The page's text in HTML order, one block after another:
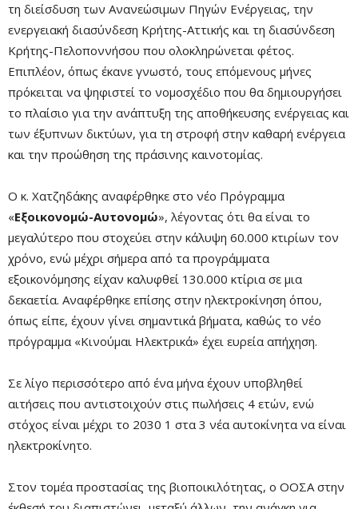
τη διείσδυση των Ανανεώσιμων Πηγών Ενέργειας, την
ενεργειακή διασύνδεση Κρήτης-Αττικής και τη διασύνδεση
Κρήτης-Πελοποννήσου που ολοκληρώνεται φέτος.
Επιπλέον, όπως έκανε γνωστό, τους επόμενους μήνες
πρόκειται να ψηφιστεί το νομοσχέδιο που θα δημιουργήσει
το πλαίσιο για την ανάπτυξη της αποθήκευσης ενέργειας και
των έξυπνων δικτύων, για τη στροφή στην καθαρή ενέργεια
και την προώθηση της πράσινης καινοτομίας.
Ο κ. Χατζηδάκης αναφέρθηκε στο νέο Πρόγραμμα
«Εξοικονομώ-Αυτονομώ», λέγοντας ότι θα είναι το
μεγαλύτερο που στοχεύει στην κάλυψη 60.000 κτιρίων τον
χρόνο, ενώ μέχρι σήμερα από τα προγράμματα
εξοικονόμησης είχαν καλυφθεί 130.000 κτίρια σε μια
δεκαετία. Αναφέρθηκε επίσης στην ηλεκτροκίνηση όπου,
όπως είπε, έχουν γίνει σημαντικά βήματα, καθώς το νέο
πρόγραμμα «Κινούμαι Ηλεκτρικά» έχει ευρεία απήχηση.
Σε λίγο περισσότερο από ένα μήνα έχουν υποβληθεί
αιτήσεις που αντιστοιχούν στις πωλήσεις 4 ετών, ενώ
στόχος είναι μέχρι το 2030 1 στα 3 νέα αυτοκίνητα να είναι
ηλεκτροκίνητο.
Στον τομέα προστασίας της βιοποικιλότητας, ο ΟΟΣΑ στην